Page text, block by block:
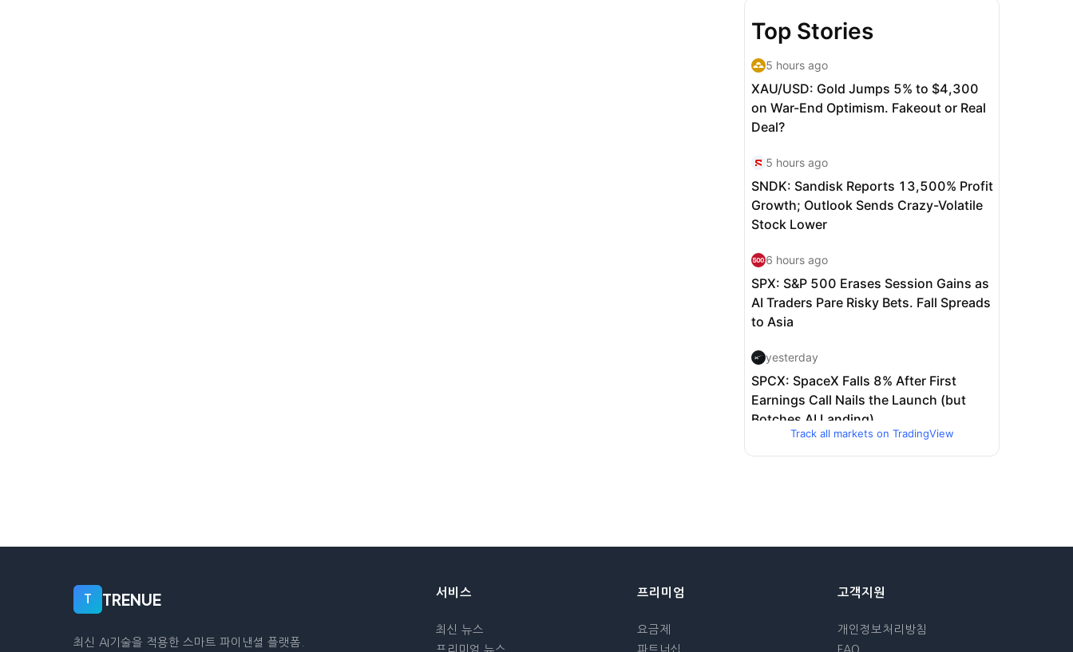
Track all markets on TradingView
T TRENUE
최신 AI기술을 적용한 스마트 파이낸셜 플랫폼.
서비스
최신 뉴스
프리미엄 뉴스
프리미엄
요금제
파트너십
고객지원
개인정보처리방침
FAQ